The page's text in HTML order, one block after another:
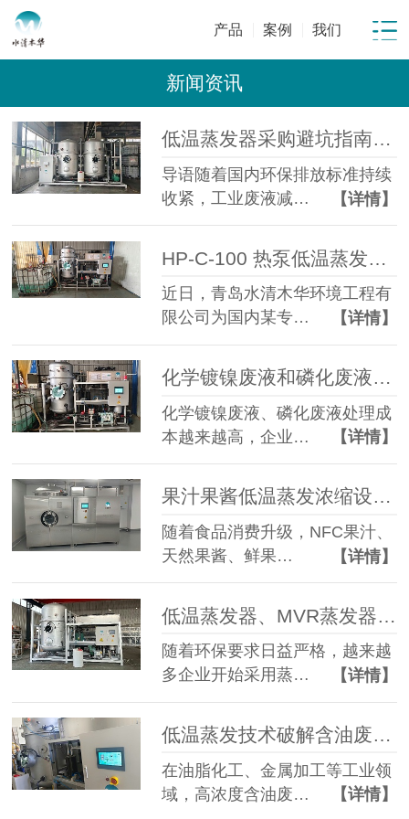
产品 案例 我们
新闻资讯
低温蒸发器采购避坑指南：工业废水蒸发设备选型10大坑
导语随着国内环保排放标准持续
收紧，工业废液减…
【详情】
近日，青岛水清木华环境工程有
限公司为国内某专…
【详情】
化学镀镍废液和磷化废液如何降低危废处置成本？2 吨/天低温蒸发案例年节省超100万
化学镀镍废液、磷化废液处理成
本越来越高，企业…
【详情】
果汁果酱低温蒸发浓缩设备选型指南：六大核心因素全面解析
随着食品消费升级，NFC果汁、
天然果酱、鲜果…
【详情】
随着环保要求日益严格，越来越
多企业开始采用蒸…
【详情】
低温蒸发技术破解含油废水治理难题 实现 85% 废液减量与产水全回用
在油脂化工、金属加工等工业领
域，高浓度含油废…
【详情】